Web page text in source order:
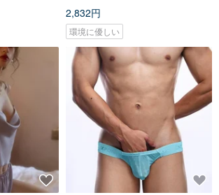
2,832円
環境に優しい